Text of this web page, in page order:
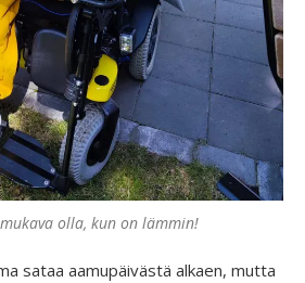
olla, kun on lämmin!
sataa aamupäivästä alkaen, mutta